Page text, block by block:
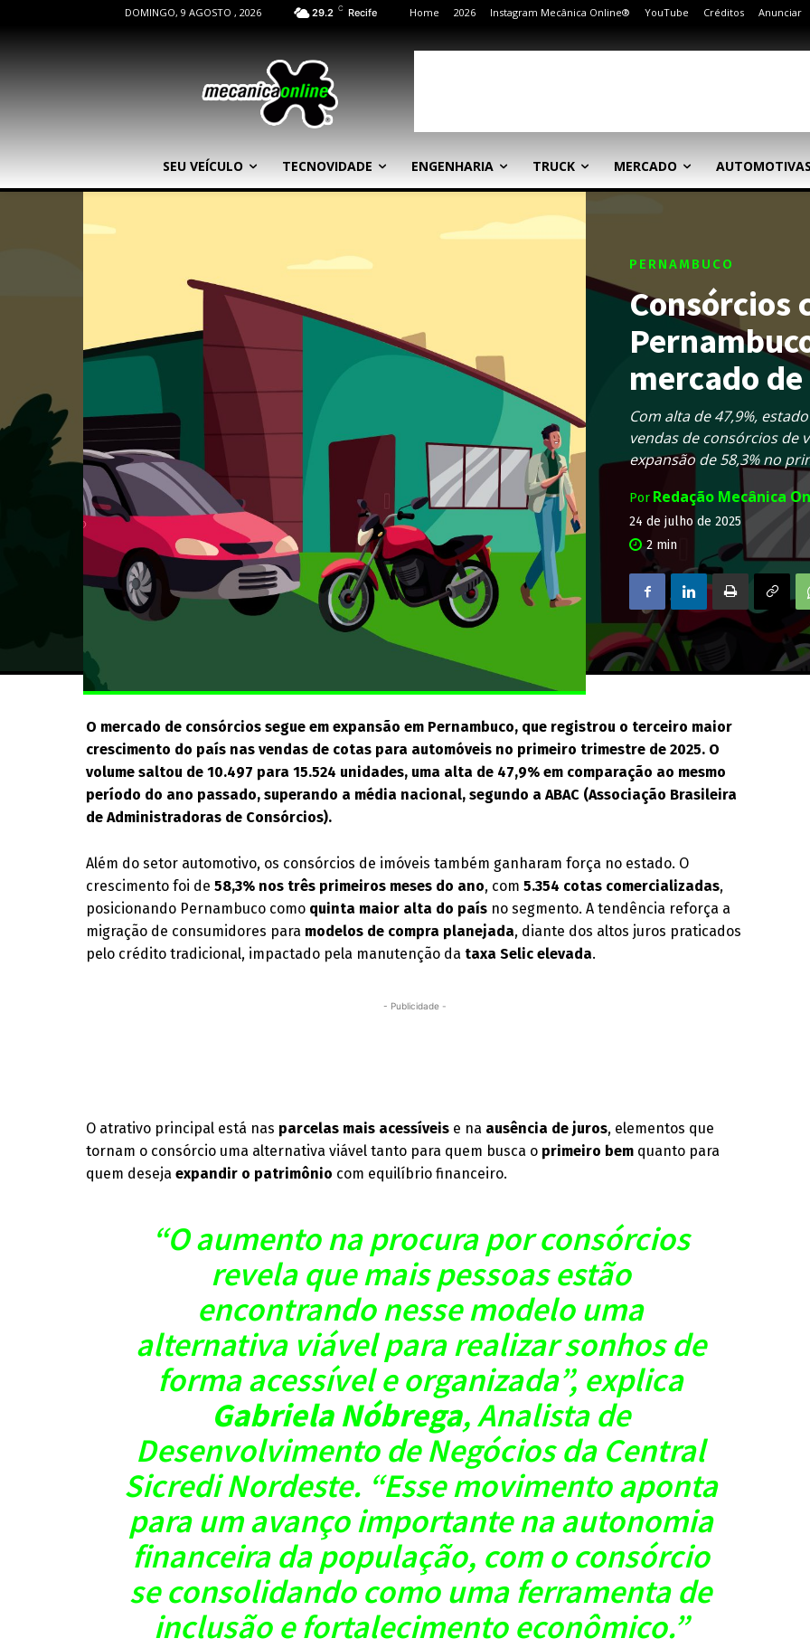
DOMINGO, 9 AGOSTO , 2026 29.2 C Recife Home 2026 Instagram Mecânica Online® YouTube Créditos Anunciar
SEU VEÍCULO TECNOVIDADE ENGENHARIA TRUCK MERCADO AUTOMOTIVAS
PERNAMBUCO
Consórcios
mercado
Com alta de 47,9%,
vendas de consórcios de
expansão de 58,3% no
Por Redação Mecânica
24 de julho de 2025
2 min
O mercado de consórcios segue em expansão em Pernambuco, que registrou o terceiro maior
crescimento do país nas vendas de cotas para automóveis no primeiro trimestre de 2025. O
volume saltou de 10.497 para 15.524 unidades, uma alta de 47,9% em comparação ao mesmo
período do ano passado, superando a média nacional, segundo a ABAC (Associação Brasileira
de Administradoras de Consórcios).
Além do setor automotivo, os consórcios de imóveis também ganharam força no estado. O
crescimento foi de58,3% nos três primeiros meses do ano, com5.354 cotas comercializadas,
posicionando Pernambuco como quinta maior alta do país no segmento. A tendência reforça a
migração de consumidores para modelos de compra planejada, diante dos altos juros praticados
pelo crédito tradicional, impactado pela manutenção da taxa Selic elevada.
- Publicidade -
O atrativo principal está nas parcelas mais acessíveis e na ausência de juros, elementos que
tornam o consórcio uma alternativa viável tanto para quem busca o primeiro bem quanto para
quem desejaexpandir o patrimônio com equilíbrio financeiro.
“O aumento na procura por consórcios
revela que mais pessoas estão
encontrando nesse modelo uma
alternativa viável para realizar sonhos de
forma acessível e organizada”, explica
Gabriela Nóbrega, Analista de
Desenvolvimento de Negócios da Central
Sicredi Nordeste. “Esse movimento aponta
para um avanço importante na autonomia
financeira da população, com o consórcio
se consolidando como uma ferramenta de
inclusão e fortalecimento econômico.”